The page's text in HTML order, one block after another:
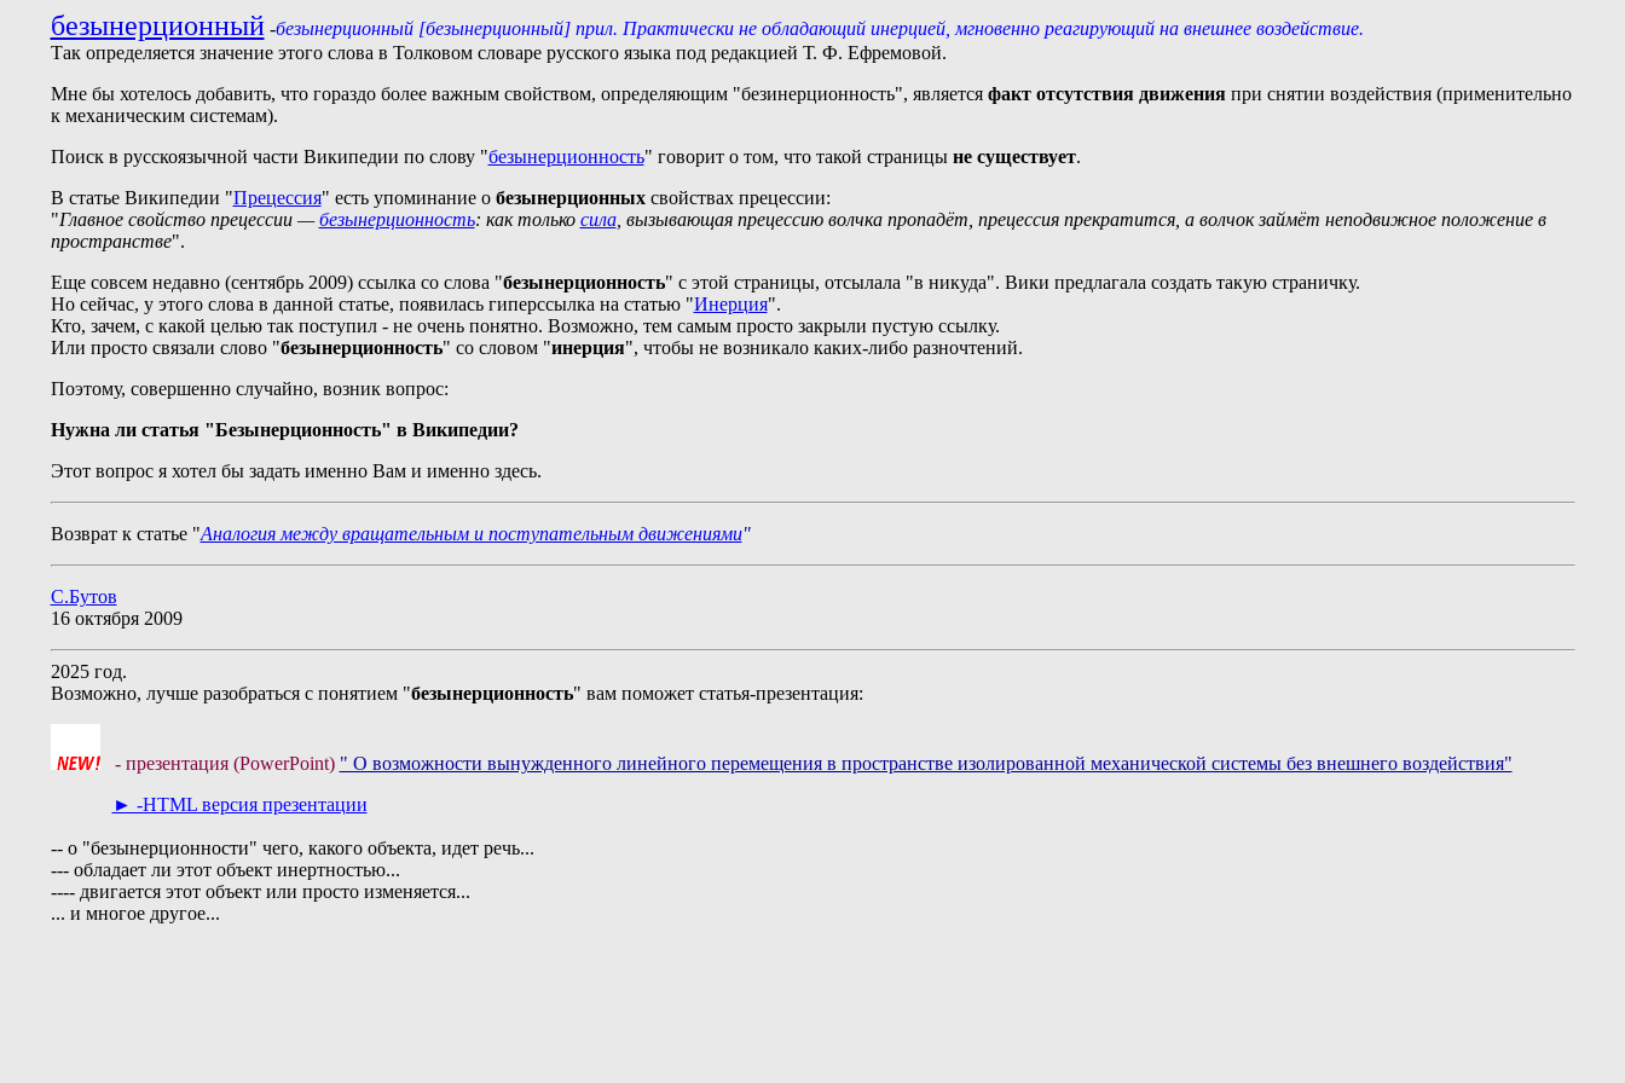
безынерционный-безынерционный [безынерционный] прил. Практически не обладающий инерцией, мгновенно реагирующий на внешнее воздействие.
Так определяется значение этого слова в Толковом словаре русского языка под редакцией Т. Ф. Ефремовой.
Мне бы хотелось добавить, что гораздо более важным свойством, определяющим "безинерционность", является факт отсутствия движенияпри снятии воздействия (применительно
к механическим системам).
Поиск в русскоязычной части Википедии по слову "безынерционность" говорит о том, что такой страницы не существует.
В статье Википедии "Прецессия" есть упоминание о безынерционныхсвойствах прецессии:
"Главное свойство прецессии —безынерционность: как только сила, вызывающая прецессию волчка пропадёт, прецессия прекратится, а волчок займёт неподвижное положение в
пространстве".
Еще совсем недавно (сентябрь 2009) ссылка со слова "безынерционность" с этой страницы, отсылала "в никуда". Вики предлагала создать такую страничку.
Но сейчас, у этого слова в данной статье, появилась гиперссылка на статью "Инерция".
Кто, зачем, с какой целью так поступил - не очень понятно. Возможно, тем самым просто закрыли пустую ссылку.
Или просто связали слово "безынерционность" со словом "инерция", чтобы не возникало каких-либо разночтений.
Поэтому, совершенно случайно, возник вопрос:
Нужна ли статья "Безынерционность" в Википедии?
Этот вопрос я хотел бы задать именно Вам и именно здесь.
Возврат к статье "Аналогия между вращательным и поступательным движениями"
С.Бутов
16 октября 2009
2025 год.
Возможно, лучше разобраться с понятием "безынерционность" вам поможет статья-презентация:
- презентация (PowerPoint) " О возможности вынужденного линейного перемещения в пространстве изолированной механической системы без внешнего воздействия"
► -HTML версия презентации
-- о "безынерционности" чего, какого объекта, идет речь...
--- обладает ли этот объект инертностью...
---- двигается этот объект или просто изменяется...
... и многое другое...